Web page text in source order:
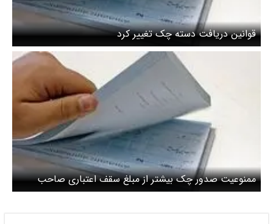
قوانین دریافت دسته چک تغییر کرد
ممنوعیت صدور چک بیشتر از مبلغ سقف اعتباری صاحب
دسته‌چک